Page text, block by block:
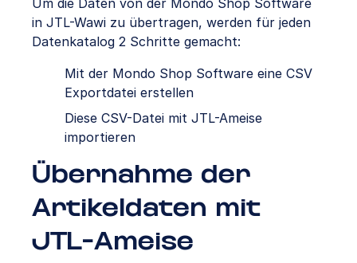
Um die Daten von der Mondo Shop Software
in JTL-Wawi zu übertragen, werden für jeden
Datenkatalog 2 Schritte gemacht:
Mit der Mondo Shop Software eine CSV
Exportdatei erstellen
Diese CSV-Datei mit JTL-Ameise
importieren
Übernahme der
Artikeldaten mit
JTL-Ameise